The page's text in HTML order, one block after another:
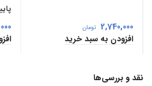
2,740,000 تومان
افزودن به سبد خرید
نقد و بررسی‌ها